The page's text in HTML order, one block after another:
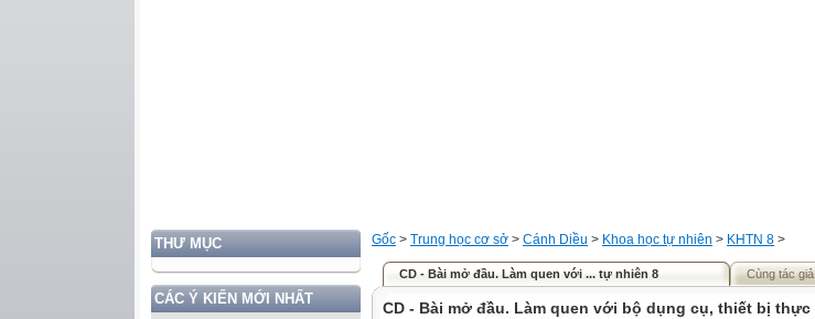
THƯ MỤC
CÁC Ý KIẾN MỚI NHẤT
Gốc > Trung học cơ sở > Cánh Diều > Khoa học tự nhiên > KHTN 8 >
CD - Bài mở đầu. Làm quen với ... tự nhiên 8 Cùng tác giả
CD - Bài mở đầu. Làm quen với bộ dụng cụ, thiết bị thực